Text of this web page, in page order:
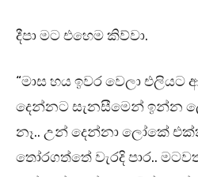
දීපා මට එහෙම කිව්වා.
“මාස හය ඉවර වෙලා
දෙන්නට සැනසීමෙන් ඉන්න
නෑ.. උන් දෙන්නා ලෝකේ
තෝරගත්තේ වැරදි පාර..